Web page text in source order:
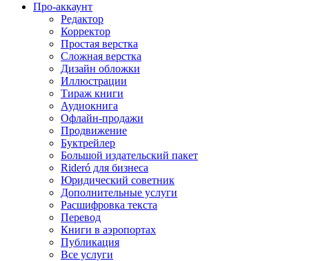
Про-аккаунт
Редактор
Корректор
Простая верстка
Сложная верстка
Дизайн обложки
Иллюстрации
Тираж книги
Аудиокнига
Офлайн-продажи
Продвижение
Буктрейлер
Большой издательский пакет
Rideró для бизнеса
Юридический советник
Дополнительные услуги
Расшифровка текста
Перевод
Книги в аэропортах
Публикация
Все услуги